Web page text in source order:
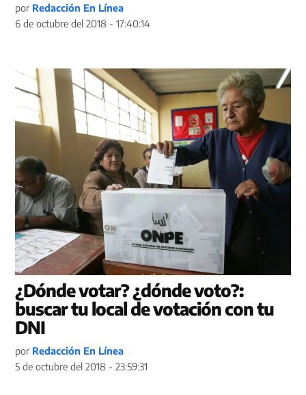
por Redacción En Línea
6 de octubre del 2018 - 17:40:14
¿Dónde votar? ¿dónde voto?:
buscar tu local de votación con tu
DNI
por Redacción En Línea
5 de octubre del 2018 - 23:59:31